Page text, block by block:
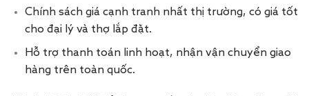
Chính sách giá cạnh tranh nhất thị trường, có giá tốt
cho đại lý và thợ lắp đặt.
Hỗ trợ thanh toán linh hoạt, nhận vận chuyển giao
hàng trên toàn quốc.